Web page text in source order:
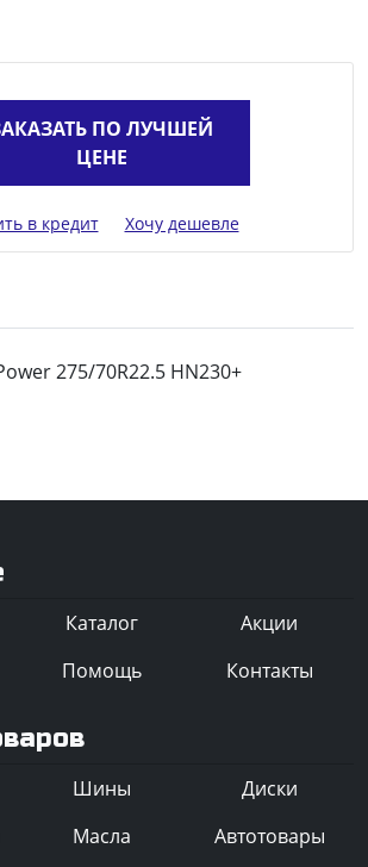
ПО ЛУЧШЕЙ
ЦЕНЕ
в кредит Хочу дешевле
275/70R22.5 HN230+
Каталог
Акции
Помощь Контакты
Шины
Диски
Масла Автотовары